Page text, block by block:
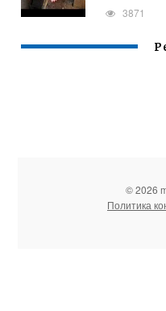
3871
© 2026
Политика